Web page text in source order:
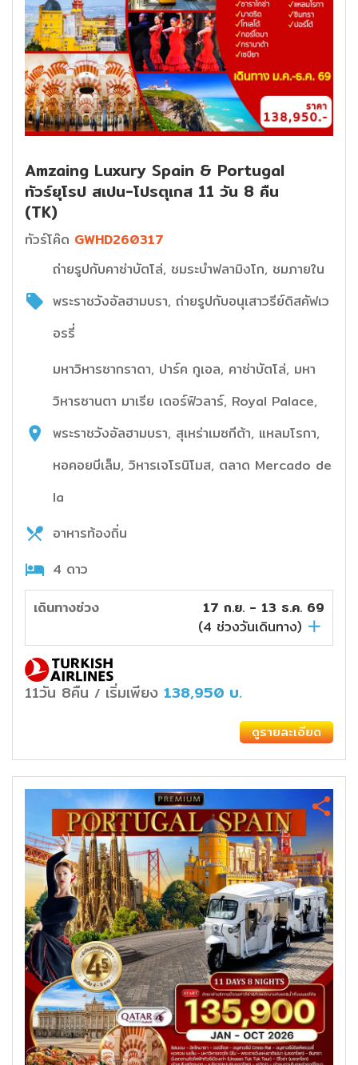
Amzaing Luxury Spain & Portugal
ทัวร์ยุโรป สเปน-โปรตุเกส 11 วัน 8 คืน
(TK)
ทัวร์โค๊ด GWHD260317
ถ่ายรูปกับคาซ่าบัตโล่, ชมระบำฟลามิงโก, ชมภายใน
พระราชวังอัลฮามบรา, ถ่ายรูปกับอนุเสาวรีย์ดิสคัฟเว
อรรี่
มหาวิหารซากราดา, ปาร์ค กูเอล, คาซ่าบัตโล่, มหา
วิหารซานตา มาเรีย เดอร์ฟิวลาร์, Royal Palace,
พระราชวังอัลฮามบรา, สุเหร่าเมซกีต้า, แหลมโรกา,
หอคอยบีเล็ม, วิหารเจโรนิโมส, ตลาด Mercado de
la
อาหารท้องถิ่น
4 ดาว
เดินทางช่วง
17 ก.ย. - 13 ธ.ค. 69
(4 ช่วงวันเดินทาง)
11วัน 8คืน / เริ่มเพียง 138,950 บ.
ดูรายละเอียด